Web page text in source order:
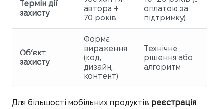
Термін дії
захисту
автора +
70 років
оплатою за
підтримку)
Об’єкт
захисту
Форма
вираження
(код,
дизайн,
контент)
Технічне
рішення або
алгоритм
Для більшості мобільних продуктів реєстрація